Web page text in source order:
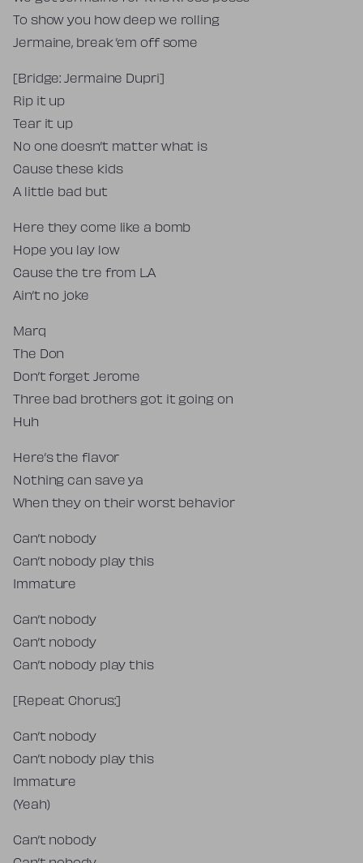
To show you how deep we rolling
Jermaine, break ’em off some
[Bridge: Jermaine Dupri]
Rip it up
Tear it up
No one doesn’t matter what is
Cause these kids
A little bad but
Here they come like a bomb
Hope you lay low
Cause the tre from L.A
Ain’t no joke
Marq
The Don
Don’t forget Jerome
Three bad brothers got it going on
Huh
Here’s the flavor
Nothing can save ya
When they on their worst behavior
Can’t nobody
Can’t nobody play this
Immature
Can’t nobody
Can’t nobody
Can’t nobody play this
[Repeat Chorus:]
Can’t nobody
Can’t nobody play this
Immature
(Yeah)
Can’t nobody